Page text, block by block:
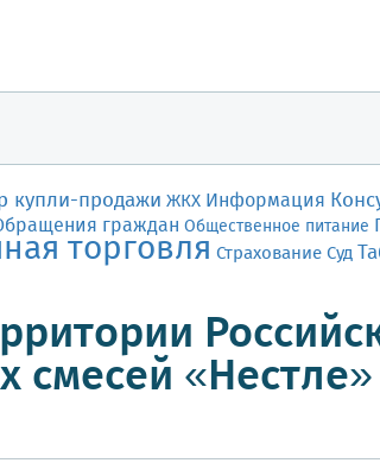
купли-продажи ЖКХ Информация
граждан Общественное питание
торговля СтрахованиеСуд
смесей «Нестле»